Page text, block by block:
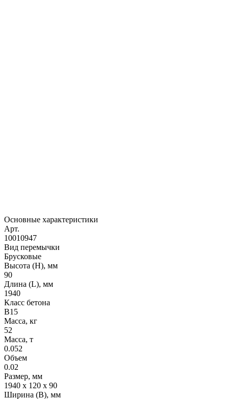
Основные характеристики
Арт.
10010947
Вид перемычки
Брусковые
Высота (H), мм
90
Длина (L), мм
1940
Класс бетона
B15
Масса, кг
52
Масса, т
0.052
Объем
0.02
Размер, мм
1940 x 120 x 90
Ширина (B), мм